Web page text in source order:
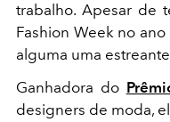
trabalho. Apesar de
Fashion Week no
alguma uma
Ganhadora do
designers de moda,